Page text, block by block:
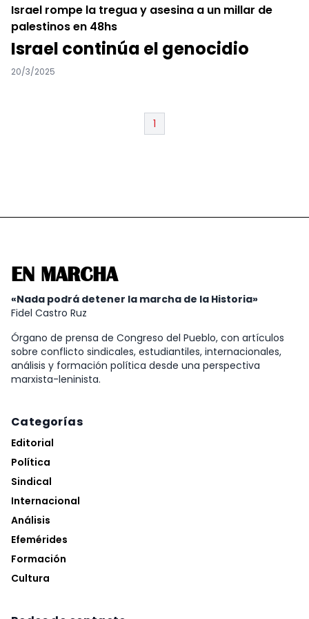
Israel rompe la tregua y asesina a un millar de
palestinos en 48hs
Israel continúa el genocidio
20/3/2025
1
EN MARCHA
«Nada podrá detener la marcha de la Historia»
Fidel Castro Ruz
Órgano de prensa de Congreso del Pueblo, con artículos
sobre conflicto sindicales, estudiantiles, internacionales,
análisis y formación política desde una perspectiva
marxista-leninista.
Categorías
Editorial
Política
Sindical
Internacional
Análisis
Efemérides
Formación
Cultura